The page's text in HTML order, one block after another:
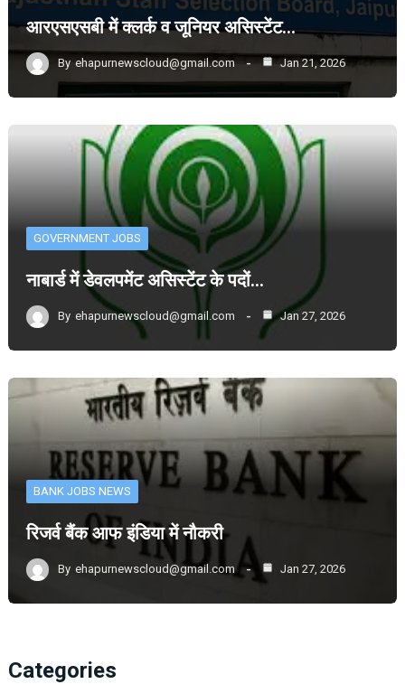
आरएसएसबी में क्लर्क व जूनियर असिस्टेंट…
By ehapurnewscloud@gmail.com Jan 21, 2026
GOVERNMENT JOBS
नाबार्ड में डेवलपमेंट असिस्टेंट के पदों…
By ehapurnewscloud@gmail.com Jan 27, 2026
BANK JOBS NEWS
रिजर्व बैंक आफ इंडिया में नौकरी
By ehapurnewscloud@gmail.com Jan 27, 2026
Categories